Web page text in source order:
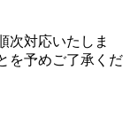
次対応いたしま
を予めご了承くだ